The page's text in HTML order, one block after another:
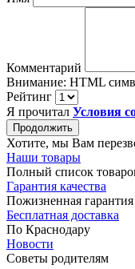
Комментарий
Внимание: HTML
Рейтинг
Я прочитал Условия
Продолжить
Хотите, мы Вам
Наши товары
Полный список
Гарантия качества
Пожизненная
Бесплатная доставка
По Краснодару
Новости
Советы родителям